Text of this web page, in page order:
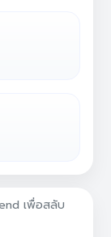
เพื่อสลับ